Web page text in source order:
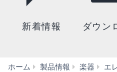
新着情報 ダウン
ホーム 製品情報 楽器
エ